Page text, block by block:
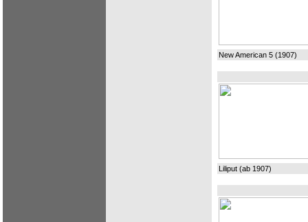
New American 5 (1907)
Liliput (ab 1907)